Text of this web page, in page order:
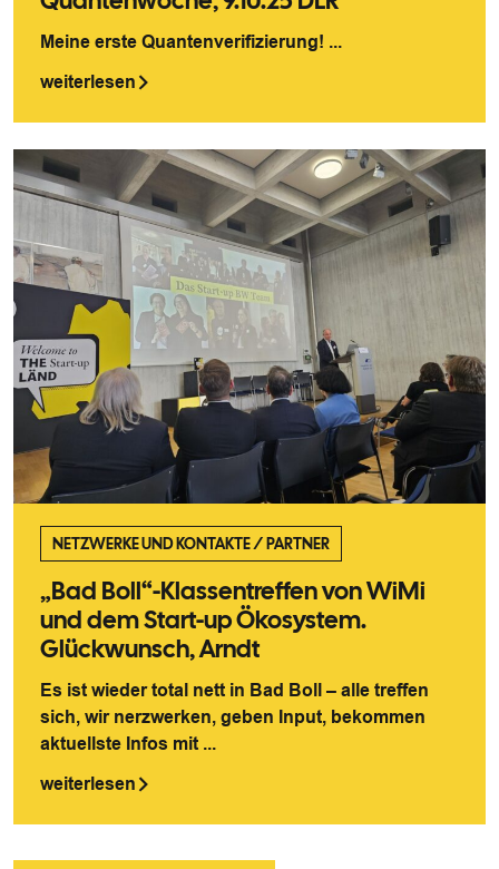
Meine erste Quantenverifizierung! ...
weiterlesen
NETZWERKE UND KONTAKTE/PARTNER
„Bad Boll“-Klassentreffen von WiMi
und dem Start-up Ökosystem.
Glückwunsch, Arndt
Es ist wieder total nett in Bad Boll – alle treffen
sich, wir nerzwerken, geben Input, bekommen
aktuellste Infos mit ...
weiterlesen